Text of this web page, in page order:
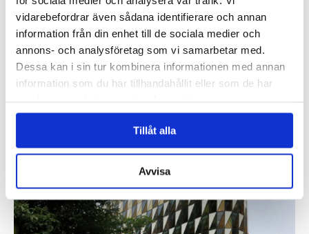
vidarebefordrar även sådana identifierare och annan
information från din enhet till de sociala medier och
annons- och analysföretag som vi samarbetar med.
Dessa kan i sin tur kombinera informationen med annan
information som du har tillhandahållit eller som de har
Tillåt alla
Avvisa
Claesson Koivisto Rune har skapat en unik möbelkollektion för den
Japanska möbeltillverkare Matsuso T. Möblerna som presenterades
under imm cologne 2015, kombinerar mörka och ljusa...
Läs mer »
Aula Medica vinnare av årets stadsmiljöpris, ritad av